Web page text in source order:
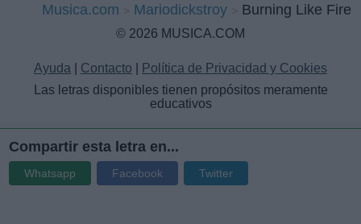
Musica.com Mariodickstroy Burning Like Fire
© 2026 MUSICA.COM
Ayuda Contacto
Política de Privacidad y Cookies
Las letras disponibles tienen propósitos meramente
educativos
Compartir esta letra en...
Whatsapp Facebook Twitter